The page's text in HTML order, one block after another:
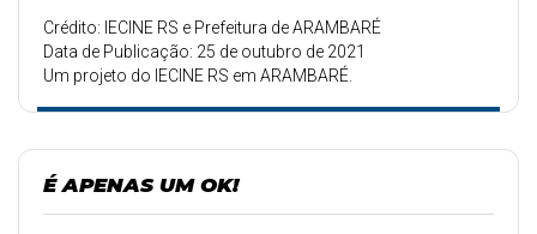
Crédito: IECINE RS e Prefeitura de ARAMBARÉ
Data de Publicação: 25 de outubro de 2021
Um projeto do IECINE RS em ARAMBARÉ.
É APENAS UM OK!